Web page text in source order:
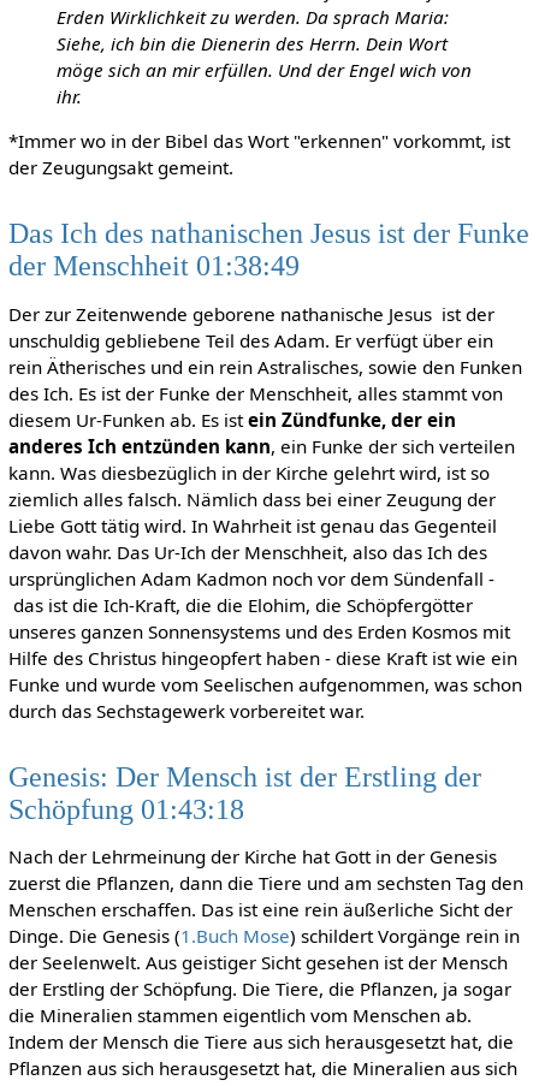
Erden Wirklichkeit zu werden. Da sprach Maria:
Siehe, ich bin die Dienerin des Herrn. Dein Wort
möge sich an mir erfüllen. Und der Engel wich von
ihr.
*Immer wo in der Bibel das Wort "erkennen" vorkommt, ist
der Zeugungsakt gemeint.
Das Ich des nathanischen Jesus ist der Funke
der Menschheit 01:38:49
Der zur Zeitenwende geborene nathanische Jesus ist der
unschuldig gebliebene Teil des Adam. Er verfügt über ein
rein Ätherisches und ein rein Astralisches, sowie den Funken
des Ich. Es ist der Funke der Menschheit, alles stammt von
diesem Ur-Funken ab. Es istein Zündfunke, der ein
anderes Ich entzünden kann, ein Funke der sich verteilen
kann. Was diesbezüglich in der Kirche gelehrt wird, ist so
ziemlich alles falsch. Nämlich dass bei einer Zeugung der
Liebe Gott tätig wird. In Wahrheit ist genau das Gegenteil
davon wahr. Das Ur-Ich der Menschheit, also das Ich des
ursprünglichen Adam Kadmon noch vor dem Sündenfall -
das ist die Ich-Kraft, die die Elohim, die Schöpfergötter
unseres ganzen Sonnensystems und des Erden Kosmos mit
Hilfe des Christus hingeopfert haben - diese Kraft ist wie ein
Funke und wurde vom Seelischen aufgenommen, was schon
durch das Sechstagewerk vorbereitet war.
Genesis: Der Mensch ist der Erstling der
Schöpfung 01:43:18
Nach der Lehrmeinung der Kirche hat Gott in der Genesis
zuerst die Pflanzen, dann die Tiere und am sechsten Tag den
Menschen erschaffen. Das ist eine rein äußerliche Sicht der
Dinge. Die Genesis (1.Buch Mose) schildert Vorgänge rein in
der Seelenwelt. Aus geistiger Sicht gesehen ist der Mensch
der Erstling der Schöpfung. Die Tiere, die Pflanzen, ja sogar
die Mineralien stammen eigentlich vom Menschen ab.
Indem der Mensch die Tiere aus sich herausgesetzt hat, die
Pflanzen aus sich herausgesetzt hat, die Mineralien aus sich